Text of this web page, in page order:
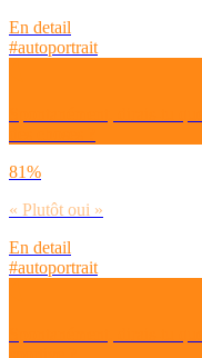
En detail
#autoportrait
81%
« Plutôt oui »
En detail
#autoportrait